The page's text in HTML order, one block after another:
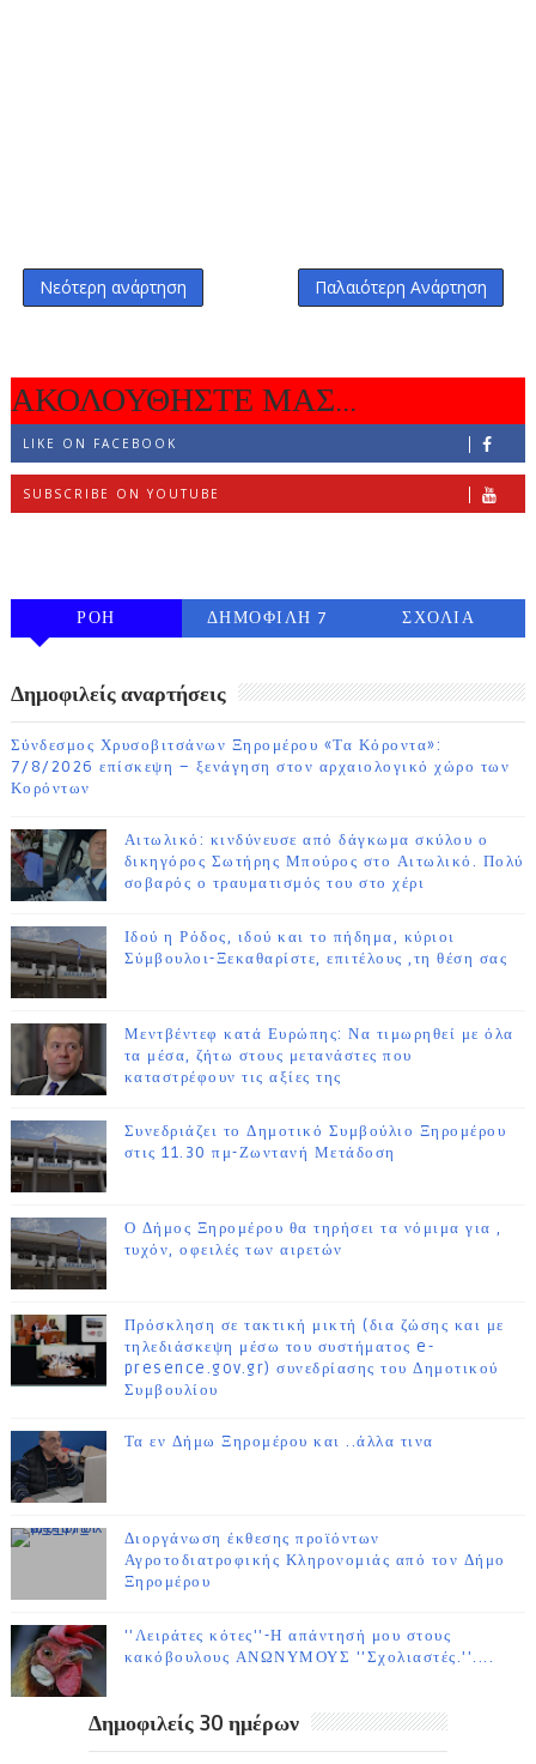
Νεότερη ανάρτηση Παλαιότερη Ανάρτηση
ΑΚΟΛΟΥΘΗΣΤΕ ΜΑΣ...
LIKE ON FACEBOOK
SUBSCRIBE ON YOUTUBE
ΡΟΗ
ΔΗΜΟΦΙΛΗ 7
ΣΧΟΛΙΑ
Δημοφιλείς αναρτήσεις
Σύνδεσμος Χρυσοβιτσάνων Ξηρομέρου «Τα Κόροντα»:
7/8/2026 επίσκεψη – ξενάγηση στον αρχαιολογικό χώρο των
Κορόντων
Αιτωλικό: κινδύνευσε από δάγκωμα σκύλου ο
δικηγόρος Σωτήρης Μπούρος στο Αιτωλικό. Πολύ
σοβαρός ο τραυματισμός του στο χέρι
Ιδού η Ρόδος, ιδού και το πήδημα, κύριοι
Σύμβουλοι-Ξεκαθαρίστε, επιτέλους ,τη θέση σας
Μεντβέντεφ κατά Ευρώπης: Να τιμωρηθεί με όλα
τα μέσα, ζήτω στους μετανάστες που
καταστρέφουν τις αξίες της
Συνεδριάζει το Δημοτικό Συμβούλιο Ξηρομέρου
στις 11.30 πμ-Ζωντανή Μετάδοση
Ο Δήμος Ξηρομέρου θα τηρήσει τα νόμιμα για ,
τυχόν, οφειλές των αιρετών
Πρόσκληση σε τακτική μικτή (δια ζώσης και με
τηλεδιάσκεψη μέσω του συστήματος e-
presence.gov.gr) συνεδρίασης του Δημοτικού
Συμβουλίου
Τα εν Δήμω Ξηρομέρου και ..άλλα τινα
Διοργάνωση έκθεσης προϊόντων
Αγροτοδιατροφικής Κληρονομιάς από τον Δήμο
Ξηρομέρου
''Λειράτες κότες''-Η απάντησή μου στους
κακόβουλους ΑΝΩΝΥΜΟΥΣ ''Σχολιαστές.''....
Δημοφιλείς 30 ημέρων